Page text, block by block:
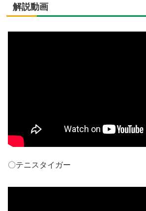
解説動画
〇テニスタイガー